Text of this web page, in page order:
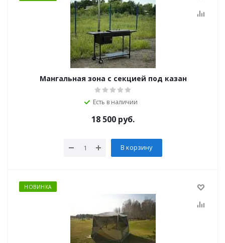
Мангальная зона с секцией под казан
Есть в наличии
18 500 руб.
В корзину
НОВИНКА